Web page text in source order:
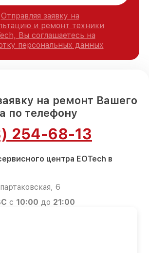
Отправляя заявку на
и ремонт техники
Вы соглашаетесь на
персональных данных
на ремонт Вашего
по телефону
254-68-13
центра EOTech в
6
с 10:00 до 21:00